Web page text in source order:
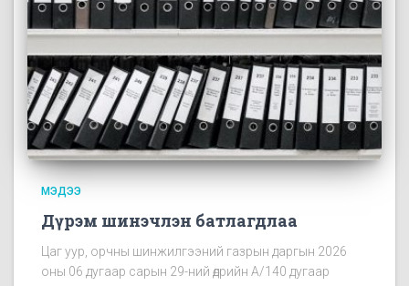
МЭДЭЭ
Дүрэм шинэчлэн батлагдлаа
Цаг уур, орчны шинжилгээний газрын даргын 2026
оны 06 дугаар сарын 29-ний өдрийн А/140 дугаар